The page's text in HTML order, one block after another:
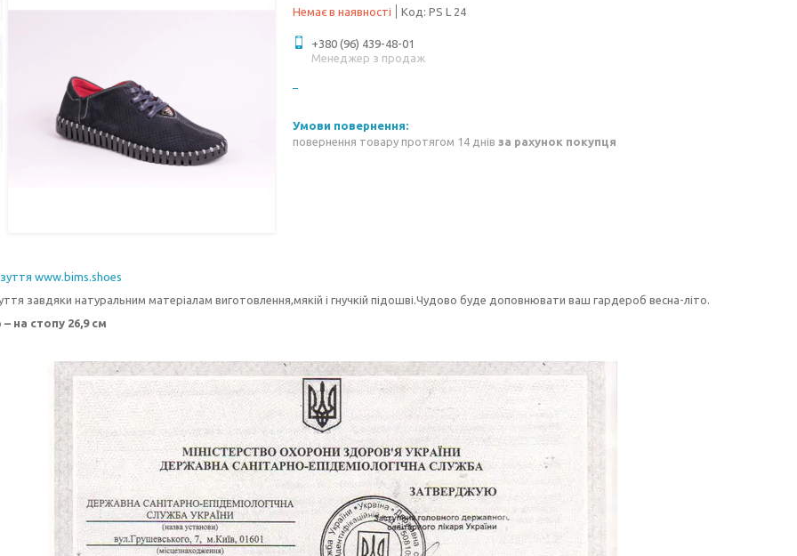
Немає в наявності Код: PS L 24
+380 (96) 439-48-01
Менеджер з продаж
повернення товару протягом 14 днів за рахунок покупця
www.bims.shoes
завдяки натуральним матеріалам виготовлення,мякій і гнучкій підошві.Чудово буде доповнювати ваш гардероб весна-літо.
– на стопу 26,9 см